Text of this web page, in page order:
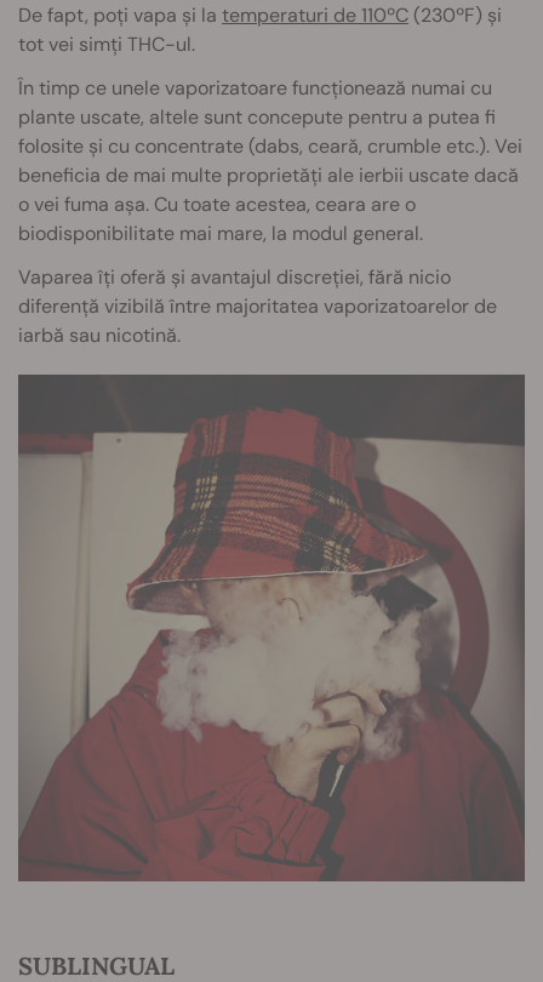
De fapt, poți vapa și la temperaturi de 110ºC (230ºF) și
tot vei simți THC-ul.
În timp ce unele vaporizatoare funcționează numai cu
plante uscate, altele sunt concepute pentru a putea fi
folosite și cu concentrate (dabs, ceară, crumble etc.). Vei
beneficia de mai multe proprietăți ale ierbii uscate dacă
o vei fuma așa. Cu toate acestea, ceara are o
biodisponibilitate mai mare, la modul general.
Vaparea îți oferă și avantajul discreției, fără nicio
diferență vizibilă între majoritatea vaporizatoarelor de
iarbă sau nicotină.
SUBLINGUAL